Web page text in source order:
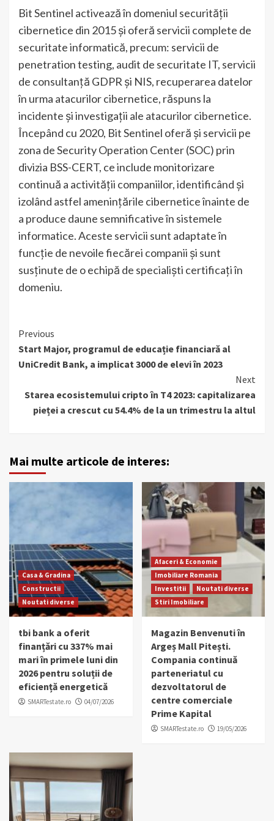
Bit Sentinel activează în domeniul securității
cibernetice din 2015 și oferă servicii complete de
securitate informatică, precum: servicii de
penetration testing, audit de securitate IT, servicii
de consultanță GDPR și NIS, recuperarea datelor
în urma atacurilor cibernetice, răspuns la
incidente și investigații ale atacurilor cibernetice.
Începând cu 2020, Bit Sentinel oferă și servicii pe
zona de Security Operation Center (SOC) prin
divizia BSS-CERT, ce include monitorizare
continuă a activității companiilor, identificând și
izolând astfel amenințările cibernetice înainte de
a produce daune semnificative în sistemele
informatice. Aceste servicii sunt adaptate în
funcție de nevoile fiecărei companii și sunt
susținute de o echipă de specialiști certificați în
domeniu.
Continue
Reading
Previous
Start Major, programul de educație financiară al
UniCredit Bank, a implicat 3000 de elevi în 2023
Next
Starea ecosistemului cripto în T4 2023: capitalizarea
pieței a crescut cu 54.4% de la un trimestru la altul
Mai multe articole de interes:
Casa & Gradina
Constructii
Noutati diverse
tbi bank a oferit
finanțări cu 337% mai
mari în primele luni din
2026 pentru soluții de
eficiență energetică
SMARTestate.ro 04/07/2026
Afaceri & Economie
Imobiliare Romania
Investitii
Noutati diverse
Stiri Imobiliare
Magazin Benvenuti în
Argeș Mall Pitești.
Compania continuă
parteneriatul cu
dezvoltatorul de
centre comerciale
Prime Kapital
SMARTestate.ro 19/05/2026